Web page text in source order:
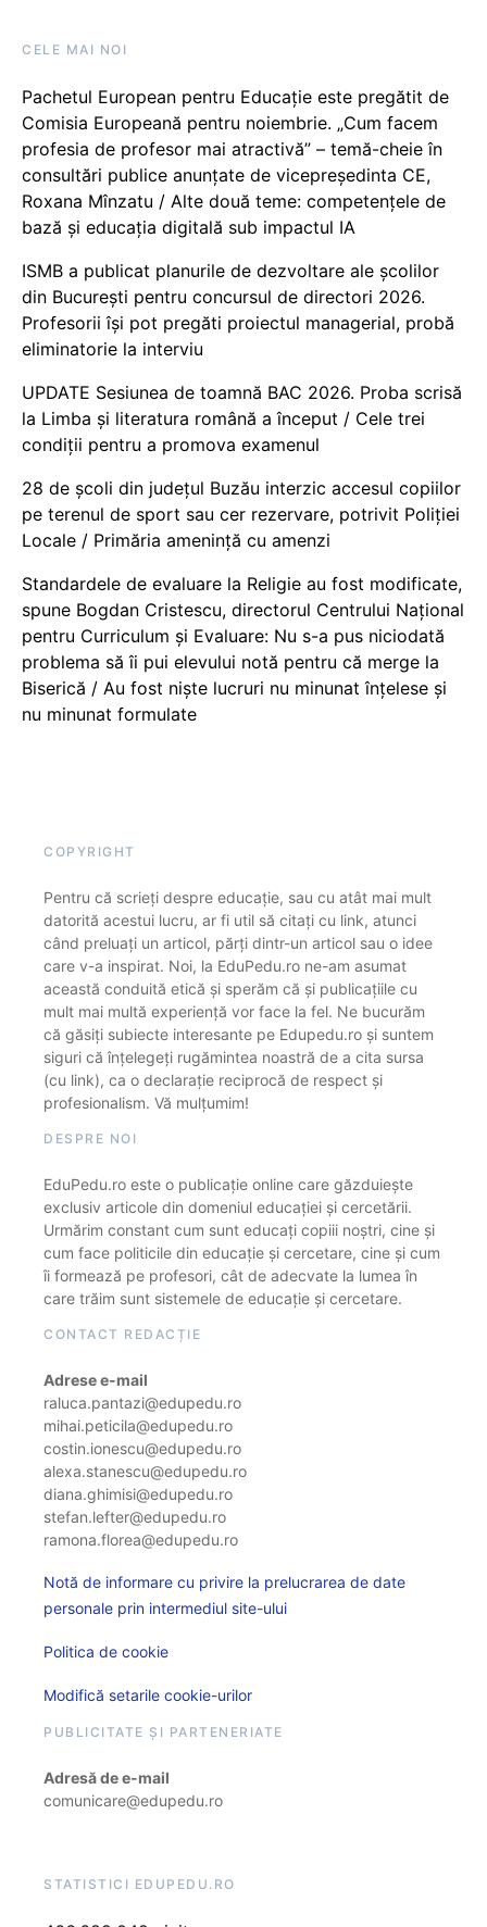
CELE MAI NOI
Pachetul European pentru Educație este pregătit de
Comisia Europeană pentru noiembrie. „Cum facem
profesia de profesor mai atractivă” – temă-cheie în
consultări publice anunțate de vicepreședinta CE,
Roxana Mînzatu / Alte două teme: competențele de
bază și educația digitală sub impactul IA
ISMB a publicat planurile de dezvoltare ale școlilor
din București pentru concursul de directori 2026.
Profesorii își pot pregăti proiectul managerial, probă
eliminatorie la interviu
UPDATE Sesiunea de toamnă BAC 2026. Proba scrisă
la Limba și literatura română a început / Cele trei
condiții pentru a promova examenul
28 de școli din județul Buzău interzic accesul copiilor
pe terenul de sport sau cer rezervare, potrivit Poliției
Locale / Primăria amenință cu amenzi
Standardele de evaluare la Religie au fost modificate,
spune Bogdan Cristescu, directorul Centrului Național
pentru Curriculum și Evaluare: Nu s-a pus niciodată
problema să îi pui elevului notă pentru că merge la
Biserică / Au fost niște lucruri nu minunat înțelese și
nu minunat formulate
COPYRIGHT
Pentru că scrieți despre educație, sau cu atât mai mult
datorită acestui lucru, ar fi util să citați cu link, atunci
când preluați un articol, părți dintr-un articol sau o idee
care v-a inspirat. Noi, la EduPedu.ro ne-am asumat
această conduită etică și sperăm că și publicațiile cu
mult mai multă experiență vor face la fel. Ne bucurăm
că găsiți subiecte interesante pe Edupedu.ro și suntem
siguri că înțelegeți rugămintea noastră de a cita sursa
(cu link), ca o declarație reciprocă de respect și
profesionalism. Vă mulțumim!
DESPRE NOI
EduPedu.ro este o publicație online care găzduiește
exclusiv articole din domeniul educației și cercetării.
Urmărim constant cum sunt educați copiii noștri, cine și
cum face politicile din educație și cercetare, cine și cum
îi formează pe profesori, cât de adecvate la lumea în
care trăim sunt sistemele de educație și cercetare.
CONTACT REDACȚIE
Adrese e-mail
raluca.pantazi@edupedu.ro
mihai.peticila@edupedu.ro
costin.ionescu@edupedu.ro
alexa.stanescu@edupedu.ro
diana.ghimisi@edupedu.ro
stefan.lefter@edupedu.ro
ramona.florea@edupedu.ro
Notă de informare cu privire la prelucrarea de date
personale prin intermediul site-ului
Politica de cookie
Modifică setarile cookie-urilor
PUBLICITATE ȘI PARTENERIATE
Adresă de e-mail
comunicare@edupedu.ro
STATISTICI EDUPEDU.RO